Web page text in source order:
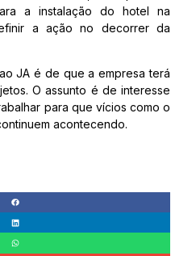
a instalação do hotel na
a ação no decorrer da
JA é de que a empresa terá
O assunto é de interesse
para que vícios como o
acontecendo.